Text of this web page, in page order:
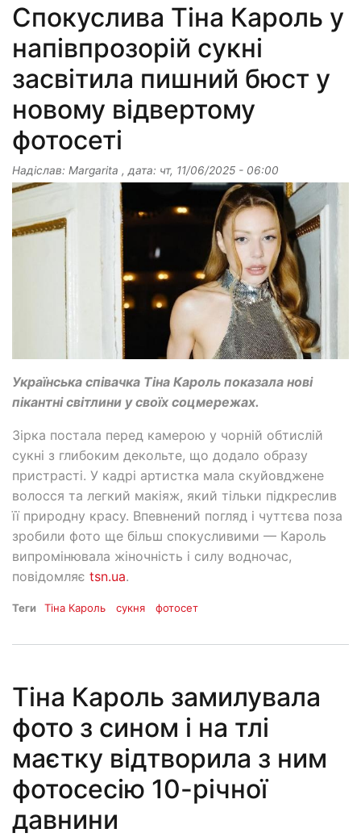
Спокуслива Тіна Кароль у
напівпрозорій сукні
засвітила пишний бюст у
новому відвертому
фотосеті
Надіслав: Margarita , дата: чт, 11/06/2025 - 06:00
Українська співачка Тіна Кароль показала нові
пікантні світлини у своїх соцмережах.
Зірка постала перед камерою у чорній обтислій
сукні з глибоким декольте, що додало образу
пристрасті. У кадрі артистка мала скуйовджене
волосся та легкий макіяж, який тільки підкреслив
її природну красу. Впевнений погляд і чуттєва поза
зробили фото ще більш спокусливими — Кароль
випромінювала жіночність і силу водночас,
повідомляє tsn.ua.
Теги Тіна Кароль сукня фотосет
Тіна Кароль замилувала
фото з сином і на тлі
маєтку відтворила з ним
фотосесію 10-річної
давнини